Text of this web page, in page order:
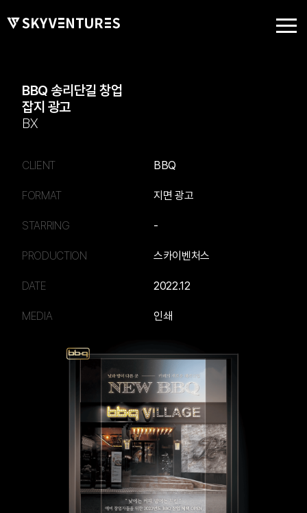
BBQ 송리단길 창업
잡지 광고
BX
CLIENT BBQ
FORMAT 지면 광고
STARRING -
PRODUCTION 스카이벤처스
DATE 2022.12
MEDIA 인쇄